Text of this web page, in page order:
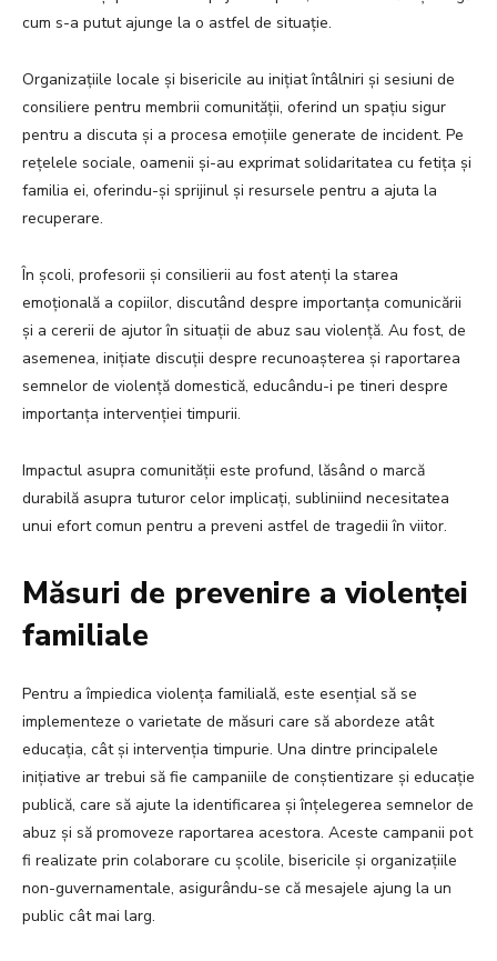
cum s-a putut ajunge la o astfel de situație.
Organizațiile locale și bisericile au inițiat întâlniri și sesiuni de
consiliere pentru membrii comunității, oferind un spațiu sigur
pentru a discuta și a procesa emoțiile generate de incident. Pe
rețelele sociale, oamenii și-au exprimat solidaritatea cu fetița și
familia ei, oferindu-și sprijinul și resursele pentru a ajuta la
recuperare.
În școli, profesorii și consilierii au fost atenți la starea
emoțională a copiilor, discutând despre importanța comunicării
și a cererii de ajutor în situații de abuz sau violență. Au fost, de
asemenea, inițiate discuții despre recunoașterea și raportarea
semnelor de violență domestică, educându-i pe tineri despre
importanța intervenției timpurii.
Impactul asupra comunității este profund, lăsând o marcă
durabilă asupra tuturor celor implicați, subliniind necesitatea
unui efort comun pentru a preveni astfel de tragedii în viitor.
Măsuri de prevenire a violenței
familiale
Pentru a împiedica violența familială, este esențial să se
implementeze o varietate de măsuri care să abordeze atât
educația, cât și intervenția timpurie. Una dintre principalele
inițiative ar trebui să fie campaniile de conștientizare și educație
publică, care să ajute la identificarea și înțelegerea semnelor de
abuz și să promoveze raportarea acestora. Aceste campanii pot
fi realizate prin colaborare cu școlile, bisericile și organizațiile
non-guvernamentale, asigurându-se că mesajele ajung la un
public cât mai larg.